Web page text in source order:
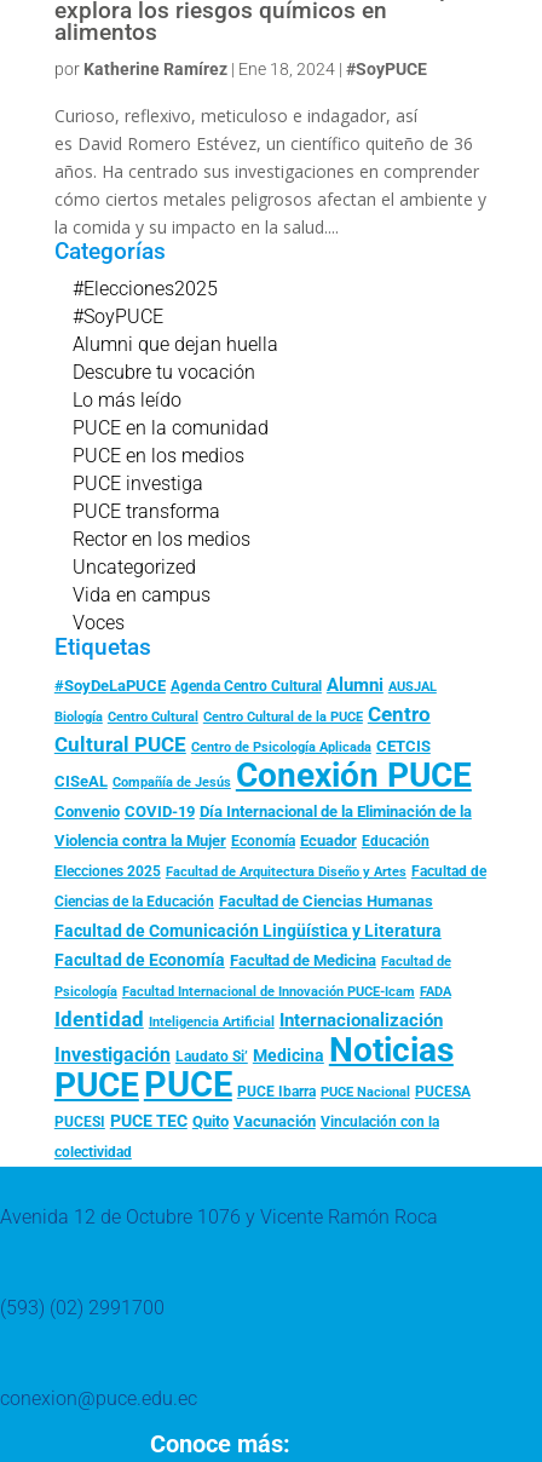
explora los riesgos químicos en
alimentos
por Katherine Ramírez| Ene 18, 2024| #SoyPUCE
Curioso, reflexivo, meticuloso e indagador, así
es David Romero Estévez, un científico quiteño de 36
años. Ha centrado sus investigaciones en comprender
cómo ciertos metales peligrosos afectan el ambiente y
la comida y su impacto en la salud....
Categorías
#Elecciones2025
#SoyPUCE
Alumni que dejan huella
Descubre tu vocación
Lo más leído
PUCE en la comunidad
PUCE en los medios
PUCE investiga
PUCE transforma
Rector en los medios
Uncategorized
Vida en campus
Voces
Etiquetas
#SoyDeLaPUCE Agenda Centro Cultural Alumni AUSJAL
Biología Centro Cultural Centro Cultural de la PUCE Centro
Cultural PUCE Centro de Psicología Aplicada CETCIS
CISeAL Compañía de Jesús Conexión PUCE
Convenio COVID-19 Día Internacional de la Eliminación de la
Violencia contra la Mujer Economía Ecuador Educación
Elecciones 2025 Facultad de Arquitectura Diseño y Artes Facultad de
Ciencias de la Educación Facultad de Ciencias Humanas
Facultad de Comunicación Lingüística y Literatura
Facultad de Economía Facultad de Medicina Facultad de
Psicología Facultad Internacional de Innovación PUCE-Icam FADA
Identidad Inteligencia Artificial Internacionalización
Investigación Laudato Si’ Medicina Noticias
PUCEPUCE PUCE Ibarra PUCE Nacional PUCESA
PUCESI PUCE TEC Quito Vacunación Vinculación con la
colectividad
Avenida 12 de Octubre 1076 y Vicente Ramón Roca
(593) (02) 2991700
conexion@puce.edu.ec
Conoce más: